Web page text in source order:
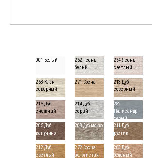
001 Белый
252 Ясень
белый
254 Ясень
светлый
263 Клен
северный
213 Дуб
северный
215 Дуб
снежный
214 Дуб
серый
282
Палисандр
серый
205 Дуб
капучино
208 Дуб мокко
211 Дуб
рустик
212 Дуб
светлый
272 Сосна
золотистая
271 Сосна
203 Дуб
беленый